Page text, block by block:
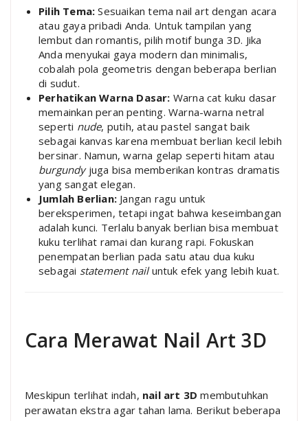
Pilih Tema: Sesuaikan tema nail art dengan acara
atau gaya pribadi Anda. Untuk tampilan yang
lembut dan romantis, pilih motif bunga 3D. Jika
Anda menyukai gaya modern dan minimalis,
cobalah pola geometris dengan beberapa berlian
di sudut.
Perhatikan Warna Dasar: Warna cat kuku dasar
memainkan peran penting. Warna-warna netral
seperti nude, putih, atau pastel sangat baik
sebagai kanvas karena membuat berlian kecil lebih
bersinar. Namun, warna gelap seperti hitam atau
burgundyjuga bisa memberikan kontras dramatis
yang sangat elegan.
Jumlah Berlian: Jangan ragu untuk
bereksperimen, tetapi ingat bahwa keseimbangan
adalah kunci. Terlalu banyak berlian bisa membuat
kuku terlihat ramai dan kurang rapi. Fokuskan
penempatan berlian pada satu atau dua kuku
sebagai statement nailuntuk efek yang lebih kuat.
Cara Merawat Nail Art 3D
Meskipun terlihat indah, nail art 3D membutuhkan
perawatan ekstra agar tahan lama. Berikut beberapa